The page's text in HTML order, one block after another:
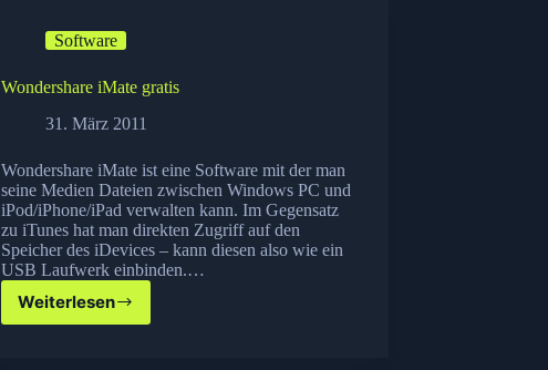
Software
Wondershare iMate gratis
31. März 2011
Wondershare iMate ist eine Software mit der man
seine Medien Dateien zwischen Windows PC und
iPod/iPhone/iPad verwalten kann. Im Gegensatz
zu iTunes hat man direkten Zugriff auf den
Speicher des iDevices – kann diesen also wie ein
USB Laufwerk einbinden.…
WeiterlesenWondershare
iMate